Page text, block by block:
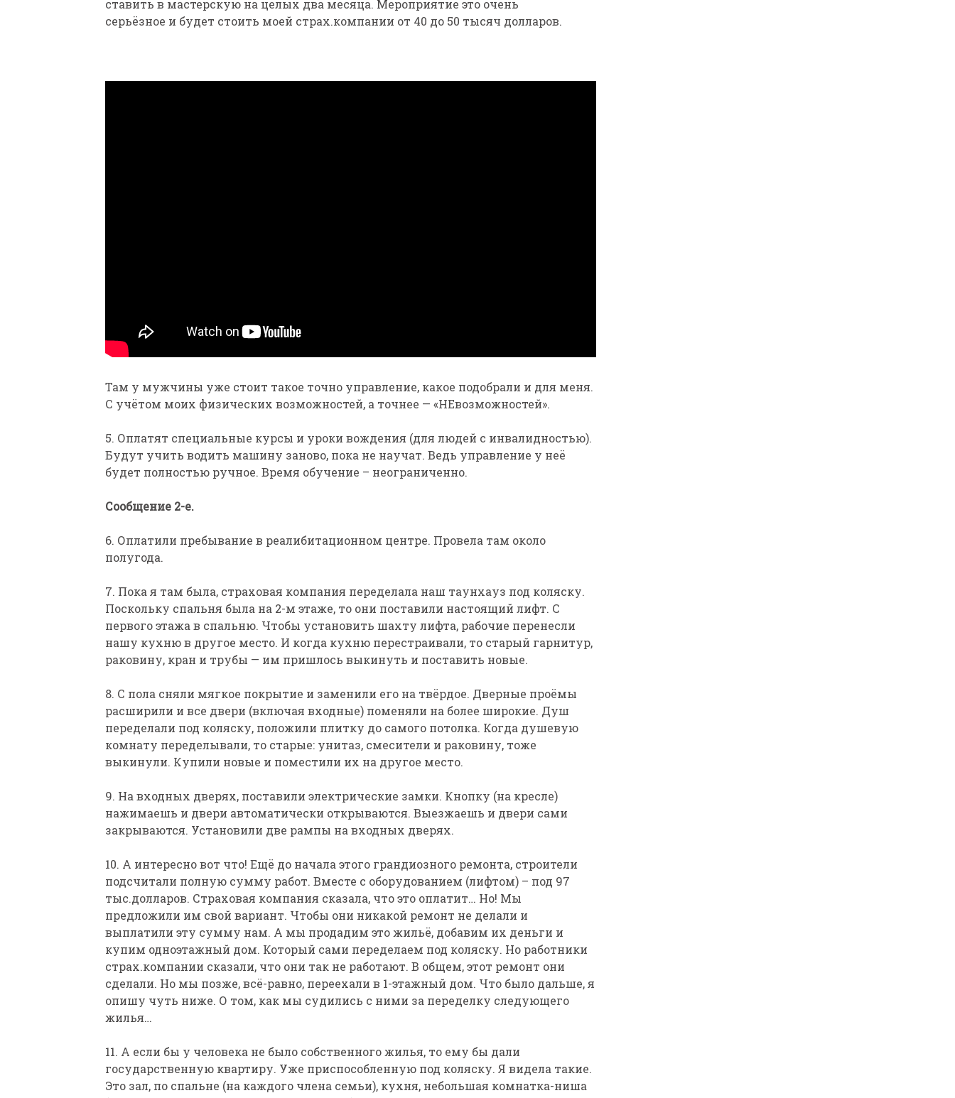
ставить в мастерскую на целых два месяца. Мероприятие это очень
серьёзное и будет стоить моей страх.компании от 40 до 50 тысяч долларов.
Там у мужчины уже стоит такое точно управление, какое подобрали и для меня.
С учётом моих физических возможностей, а точнее — «НЕвозможностей».
5. Оплатят специальные курсы и уроки вождения (для людей с инвалидностью).
Будут учить водить машину заново, пока не научат. Ведь управление у неё
будет полностью ручное. Время обучение – неограниченно.
Сообщение 2-е.
6. Оплатили пребывание в реалибитационном центре. Провела там около
полугода.
7. Пока я там была, страховая компания переделала наш таунхауз под коляску.
Поскольку спальня была на 2-м этаже, то они поставили настоящий лифт. С
первого этажа в спальню. Чтобы установить шахту лифта, рабочие перенесли
нашу кухню в другое место. И когда кухню перестраивали, то старый гарнитур,
раковину, кран и трубы — им пришлось выкинуть и поставить новые.
8. С пола сняли мягкое покрытие и заменили его на твёрдое. Дверные проёмы
расширили и все двери (включая входные) поменяли на более широкие. Душ
переделали под коляску, положили плитку до самого потолка. Когда душевую
комнату переделывали, то старые: унитаз, смесители и раковину, тоже
выкинули. Купили новые и поместили их на другое место.
9. На входных дверях, поставили электрические замки. Кнопку (на кресле)
нажимаешь и двери автоматически открываются. Выезжаешь и двери сами
закрываются. Установили две рампы на входных дверях.
10. А интересно вот что! Ещё до начала этого грандиозного ремонта, строители
подсчитали полную сумму работ. Вместе с оборудованием (лифтом) – под 97
тыс.долларов. Страховая компания сказала, что это оплатит… Но! Мы
предложили им свой вариант. Чтобы они никакой ремонт не делали и
выплатили эту сумму нам. А мы продадим это жильё, добавим их деньги и
купим одноэтажный дом. Который сами переделаем под коляску. Но работники
страх.компании сказали, что они так не работают. В общем, этот ремонт они
сделали. Но мы позже, всё-равно, переехали в 1-этажный дом. Что было дальше, я
опишу чуть ниже. О том, как мы судились с ними за переделку следующего
жилья…
11. А если бы у человека не было собственного жилья, то ему бы дали
государственную квартиру. Уже приспособленную под коляску. Я видела такие.
Это зал, по спальне (на каждого члена семьи), кухня, небольшая комнатка-ниша